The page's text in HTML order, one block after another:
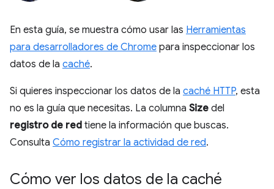
En esta guía, se muestra cómo usar las Herramientas
para desarrolladores de Chrome para inspeccionar los
datos de la caché.
Si quieres inspeccionar los datos de la caché HTTP, esta
no es la guía que necesitas. La columna Size del
registro de red tiene la información que buscas.
Consulta Cómo registrar la actividad de red.
Cómo ver los datos de la caché